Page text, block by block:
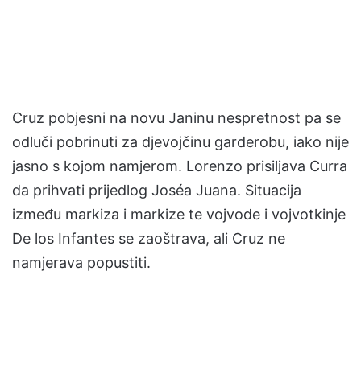
Cruz pobjesni na novu Janinu nespretnost pa se
odluči pobrinuti za djevojčinu garderobu, iako nije
jasno s kojom namjerom. Lorenzo prisiljava Curra
da prihvati prijedlog Joséa Juana. Situacija
između markiza i markize te vojvode i vojvotkinje
De los Infantes se zaoštrava, ali Cruz ne
namjerava popustiti.